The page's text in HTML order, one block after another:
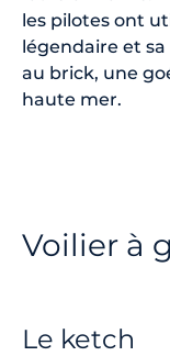
les pilotes ont
légendaire et
au brick, une
haute mer.
Voilier à
Le ketch